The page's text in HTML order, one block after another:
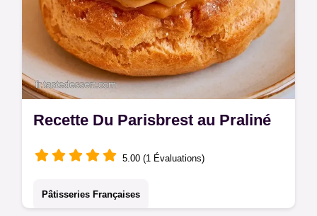
Recette Du Parisbrest au Praliné
5.00 (1 Évaluations)
Pâtisseries Françaises